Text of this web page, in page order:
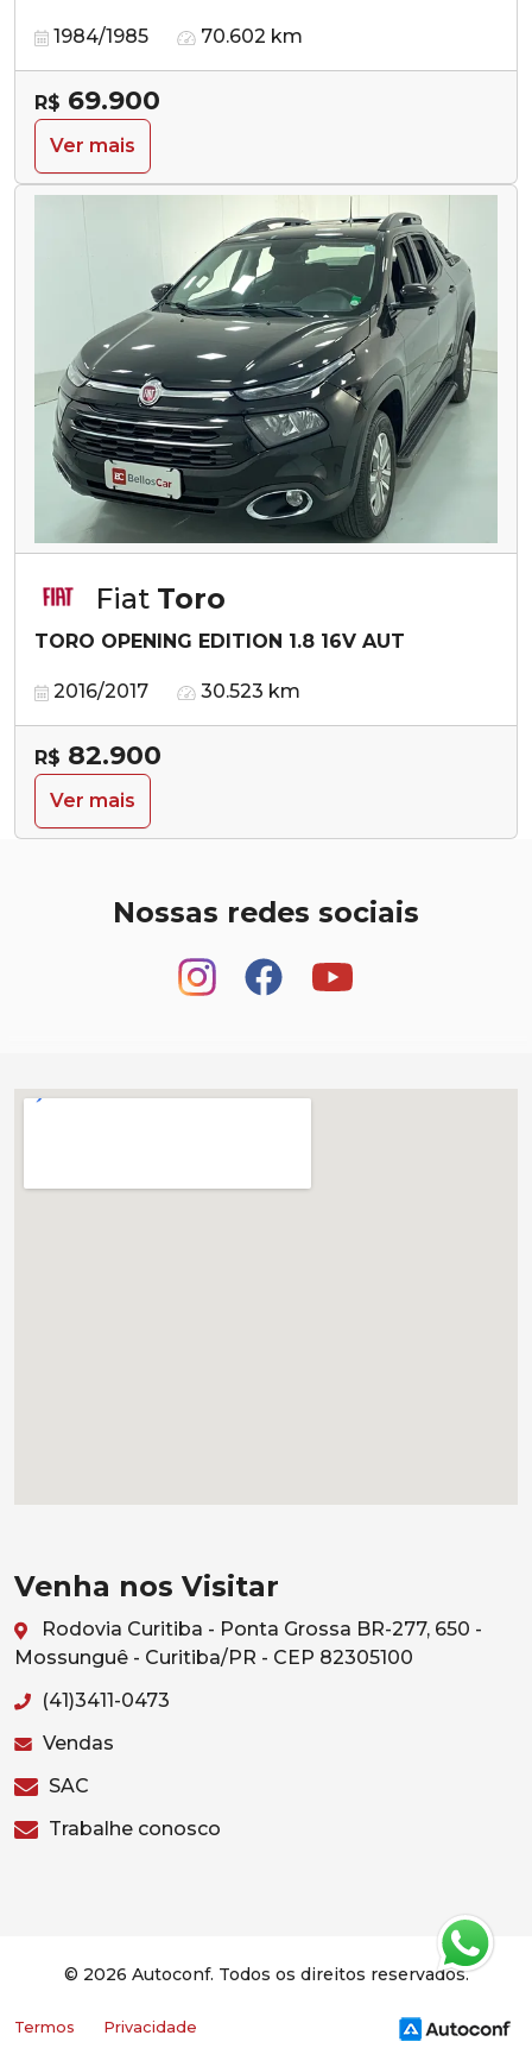
1984/1985 70.602 km
R$ 69.900
Ver mais
Fiat Toro
TORO OPENING EDITION 1.8 16V AUT
2016/2017 30.523 km
R$ 82.900
Ver mais
Nossas redes sociais
Venha nos Visitar
Rodovia Curitiba - Ponta Grossa BR-277, 650 -
Mossunguê - Curitiba/PR - CEP 82305100
(41)3411-0473
Vendas
SAC
Trabalhe conosco
© 2026 Autoconf. Todos os direitos reservados.
Termos Privacidade